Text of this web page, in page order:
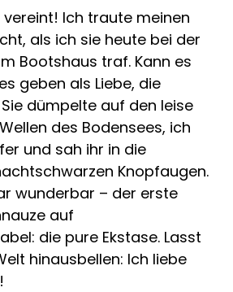
Ich traute meinen
als ich sie heute bei der
Bootshaus traf. Kann es
geben als Liebe, die
dümpelte auf den leise
des Bodensees, ich
und sah ihr in die
Knopfaugen.
wunderbar – der erste
auf
die pure Ekstase. Lasst
hinausbellen: Ich liebe